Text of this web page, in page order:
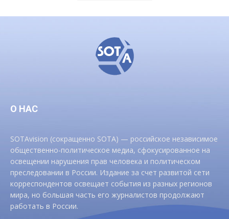
О НАС
SOTAvision (сокращенно SOTA) — российское независимое
общественно-политическое медиа, сфокусированное на
освещении нарушения прав человека и политическом
преследовании в России. Издание за счет развитой сети
корреспондентов освещает события из разных регионов
мира, но большая часть его журналистов продолжают
работать в России.